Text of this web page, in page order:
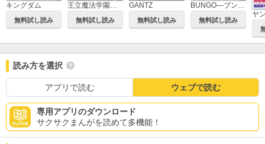
キングダム
無料試し読み
王立魔法学園の最下生～貧困街上がりの最強魔法師、貴族だらけの学園で無双する～
無料試し読み
GANTZ
無料試し読み
BUNGO―ブンゴ―
無料試し読み
ヤ
読み方を選択
アプリで読む ウェブで読む
専用アプリのダウンロード
サクサクまんがを読めて多機能！